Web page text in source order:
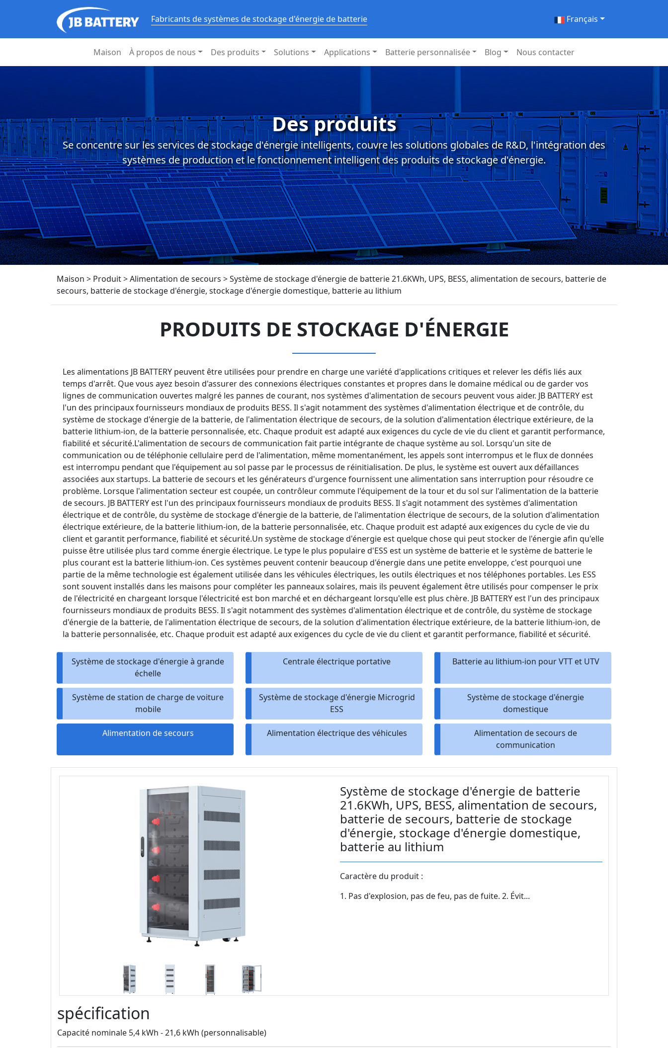
Fabricants de systèmes de stockage d'énergie de batterie Français
Maison À propos de nous Des produits Solutions Applications Batterie personnalisée Blog Nous contacter
Des produits
Se concentre sur les services de stockage d'énergie intelligents, couvre les solutions globales de R&D, l'intégration des
systèmes de production et le fonctionnement intelligent des produits de stockage d'énergie.
Maison > Produit>Alimentation de secours >Système de stockage d'énergie de batterie 21.6KWh, UPS, BESS, alimentation de secours, batterie de
secours, batterie de stockage d'énergie, stockage d'énergie domestique, batterie au lithium
PRODUITS DE STOCKAGE D'ÉNERGIE
Les alimentations JB BATTERY peuvent être utilisées pour prendre en charge une variété d'applications critiques et relever les défis liés aux
temps d'arrêt. Que vous ayez besoin d'assurer des connexions électriques constantes et propres dans le domaine médical ou de garder vos
lignes de communication ouvertes malgré les pannes de courant, nos systèmes d'alimentation de secours peuvent vous aider. JB BATTERY est
l'un des principaux fournisseurs mondiaux de produits BESS. Il s'agit notamment des systèmes d'alimentation électrique et de contrôle, du
système de stockage d'énergie de la batterie, de l'alimentation électrique de secours, de la solution d'alimentation électrique extérieure, de la
batterie lithium-ion, de la batterie personnalisée, etc. Chaque produit est adapté aux exigences du cycle de vie du client et garantit performance,
fiabilité et sécurité.L'alimentation de secours de communication fait partie intégrante de chaque système au sol. Lorsqu'un site de
communication ou de téléphonie cellulaire perd de l'alimentation, même momentanément, les appels sont interrompus et le flux de données
est interrompu pendant que l'équipement au sol passe par le processus de réinitialisation. De plus, le système est ouvert aux défaillances
associées aux startups. La batterie de secours et les générateurs d'urgence fournissent une alimentation sans interruption pour résoudre ce
problème. Lorsque l'alimentation secteur est coupée, un contrôleur commute l'équipement de la tour et du sol sur l'alimentation de la batterie
de secours. JB BATTERY est l'un des principaux fournisseurs mondiaux de produits BESS. Il s'agit notamment des systèmes d'alimentation
électrique et de contrôle, du système de stockage d'énergie de la batterie, de l'alimentation électrique de secours, de la solution d'alimentation
électrique extérieure, de la batterie lithium-ion, de la batterie personnalisée, etc. Chaque produit est adapté aux exigences du cycle de vie du
client et garantit performance, fiabilité et sécurité.Un système de stockage d'énergie est quelque chose qui peut stocker de l'énergie afin qu'elle
puisse être utilisée plus tard comme énergie électrique. Le type le plus populaire d'ESS est un système de batterie et le système de batterie le
plus courant est la batterie lithium-ion. Ces systèmes peuvent contenir beaucoup d'énergie dans une petite enveloppe, c'est pourquoi une
partie de la même technologie est également utilisée dans les véhicules électriques, les outils électriques et nos téléphones portables. Les ESS
sont souvent installés dans les maisons pour compléter les panneaux solaires, mais ils peuvent également être utilisés pour compenser le prix
de l'électricité en chargeant lorsque l'électricité est bon marché et en déchargeant lorsqu'elle est plus chère. JB BATTERY est l'un des principaux
fournisseurs mondiaux de produits BESS. Il s'agit notamment des systèmes d'alimentation électrique et de contrôle, du système de stockage
d'énergie de la batterie, de l'alimentation électrique de secours, de la solution d'alimentation électrique extérieure, de la batterie lithium-ion, de
la batterie personnalisée, etc. Chaque produit est adapté aux exigences du cycle de vie du client et garantit performance, fiabilité et sécurité.
Système de stockage d'énergie à grande
échelle
Centrale électrique portative Batterie au lithium-ion pour VTT et UTV
Système de station de charge de voiture
mobile
Système de stockage d'énergie Microgrid
ESS
Système de stockage d'énergie
domestique
Alimentation de secours Alimentation électrique des véhicules
Alimentation de secours de
communication
Système de stockage d'énergie de batterie
21.6KWh, UPS, BESS, alimentation de secours,
batterie de secours, batterie de stockage
d'énergie, stockage d'énergie domestique,
batterie au lithium
Caractère du produit :
1. Pas d'explosion, pas de feu, pas de fuite. 2. Évit...
spécification
Capacité nominale 5,4 kWh - 21,6 kWh (personnalisable)